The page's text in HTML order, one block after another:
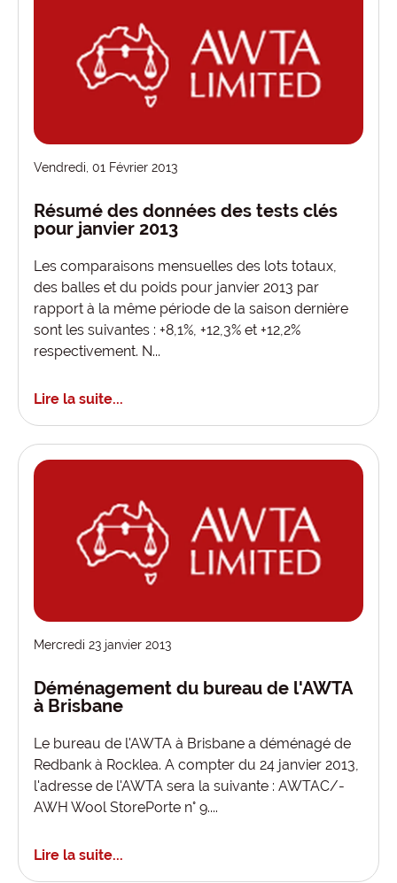
Vendredi, 01 Février 2013
Résumé des données des tests clés
pour janvier 2013
Les comparaisons mensuelles des lots totaux,
des balles et du poids pour janvier 2013 par
rapport à la même période de la saison dernière
sont les suivantes : +8,1%, +12,3% et +12,2%
respectivement. N...
Lire la suite...
Mercredi 23 janvier 2013
Déménagement du bureau de l'AWTA
à Brisbane
Le bureau de l'AWTA à Brisbane a déménagé de
Redbank à Rocklea. A compter du 24 janvier 2013,
l'adresse de l'AWTA sera la suivante : AWTAC/-
AWH Wool StorePorte n° 9....
Lire la suite...